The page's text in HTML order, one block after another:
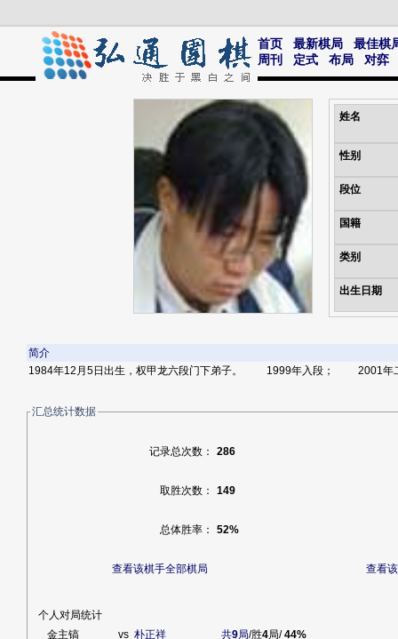
首页 最新棋局
最佳棋
周刊
定式 布局 对弈
姓名
性别
段位
国籍
类别
出生日期
简介
1984年12月5日出生，权甲龙六段门下弟子。 1999年入段；
汇总统计数据
记录总次数： 286
取胜次数： 149
总体胜率： 52%
查看该棋手全部棋局 查看
个人对局统计
金主镐
vs 朴正祥 共9局/胜4局/44%